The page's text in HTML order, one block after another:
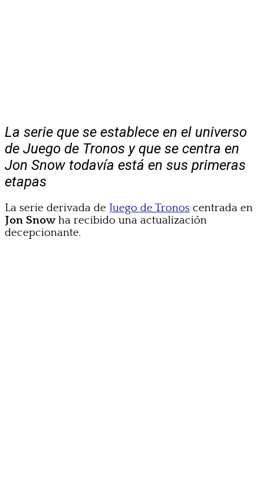
La serie que se establece en el universo
de Juego de Tronos y que se centra en
Jon Snow todavía está en sus primeras
etapas
La serie derivada de Juego de Tronos centrada en
Jon Snowha recibido una actualización
decepcionante.